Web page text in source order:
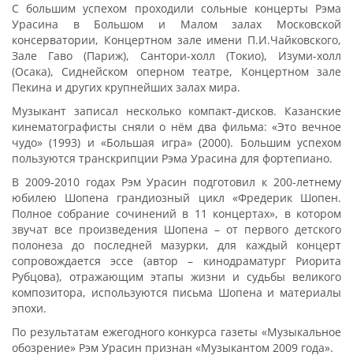
С большим успехом проходили сольные концерты Рэма
Урасина в Большом и Малом залах Московской
консерватории, Концертном зале имени П.И.Чайковского,
Зале Гаво (Париж), Сантори-холл (Токио), Изуми-холл
(Осака), Сиднейском оперном театре, Концертном зале
Пекина и других крупнейших залах мира.
Музыкант записал несколько компакт-дисков. Казанские
кинематографисты сняли о нём два фильма: «Это вечное
чудо» (1993) и «Большая игра» (2000). Большим успехом
пользуются транскрипции Рэма Урасина для фортепиано.
В 2009-2010 годах Рэм Урасин подготовил к 200-летнему
юбилею Шопена грандиозный цикл «Фредерик Шопен.
Полное собрание сочинений в 11 концертах», в котором
звучат все произведения Шопена – от первого детского
полонеза до последней мазурки, для каждый концерт
сопровождается эссе (автор – кинодраматург Риорита
Рубцова), отражающим этапы жизни и судьбы великого
композитора, используются письма Шопена и материалы
эпохи.
По результатам ежегодного конкурса газеты «Музыкальное
обозрение» Рэм Урасин признан «Музыкантом 2009 года».